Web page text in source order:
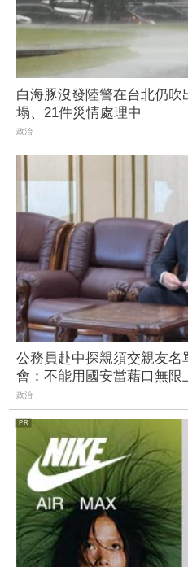
白海豚沒發陸警在台北仍吹
塌、21件災情處理中
政治
公務員赴中探親須交親友
會：不能用國安當藉口無限
政治